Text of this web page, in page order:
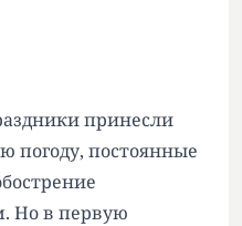
принесли
погоду, постоянные
Но в первую